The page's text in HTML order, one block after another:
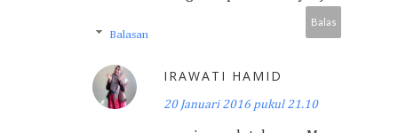
Balas
Balasan
IRAWATI HAMID
20 Januari 2016 pukul 21.10